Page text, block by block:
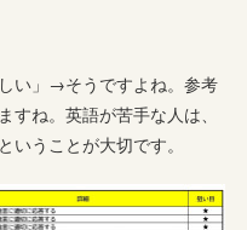
い」→そうですよね。参考
すね。英語が苦手な人は、
いうことが大切です。